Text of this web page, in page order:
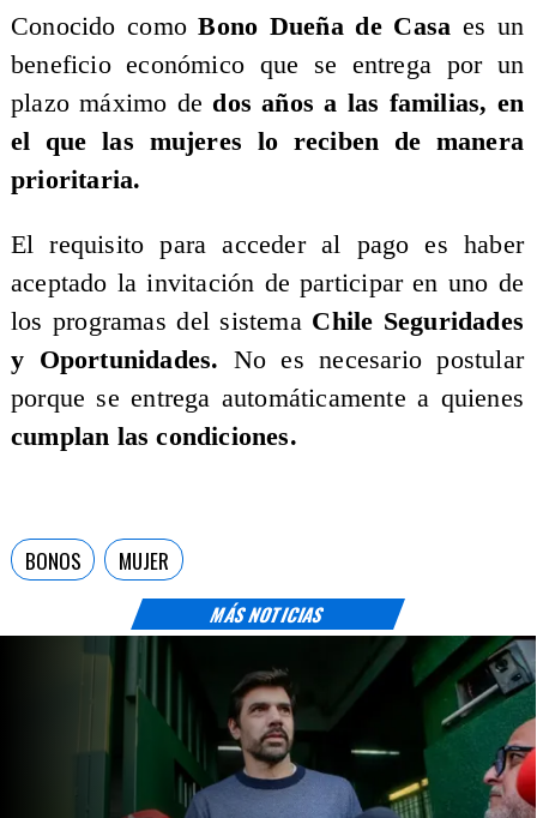
MÁS NOTICIAS
Conocido comoBono Dueña de Casa es un
beneficio económico que se entrega por un
plazo máximo de dos años a las familias, en
el que las mujeres lo reciben de manera
prioritaria.
El requisito para acceder al pago es haber
aceptado la invitación de participar en uno de
los programas del sistema Chile Seguridades
y Oportunidades. No es necesario postular
porque se entrega automáticamente a quienes
cumplan las condiciones.
BONOS MUJER